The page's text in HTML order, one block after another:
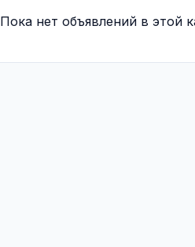
Пока нет объявлений в этой